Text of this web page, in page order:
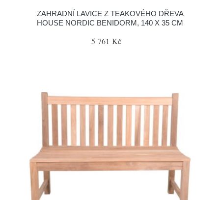
ZAHRADNÍ LAVICE Z TEAKOVÉHO DŘEVA
HOUSE NORDIC BENIDORM, 140 X 35 CM
5 761 Kč